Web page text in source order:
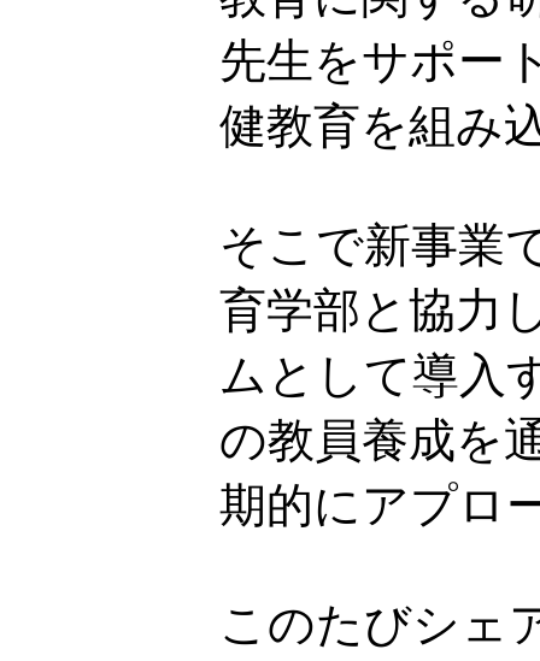
先生をサポー
健教育を組み
そこで新事業
育学部と協力
ムとして導入
の教員養成を
期的にアプロ
このたびシェ